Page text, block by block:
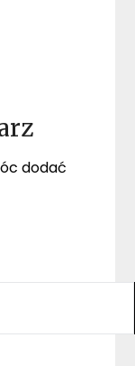
dodać